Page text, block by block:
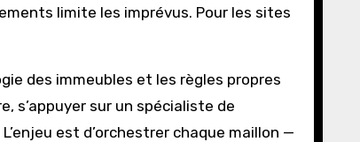
limite les imprévus. Pour les sites
des immeubles et les règles propres
s’appuyer sur un spécialiste de
est d’orchestrer chaque maillon —